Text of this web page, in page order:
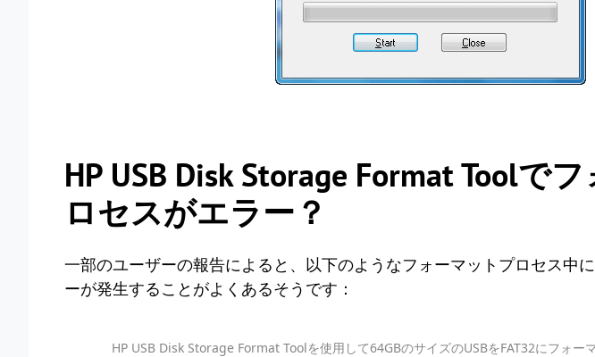
HP USB Disk Storage Format Toolで
ロセスがエラー？
一部のユーザーの報告によると、以下のようなフォーマットプロセス中
ーが発生することがよくあるそうです：
HP USB Disk Storage Format Toolを使用して64GBのサイズのUSBをFAT32にフォー